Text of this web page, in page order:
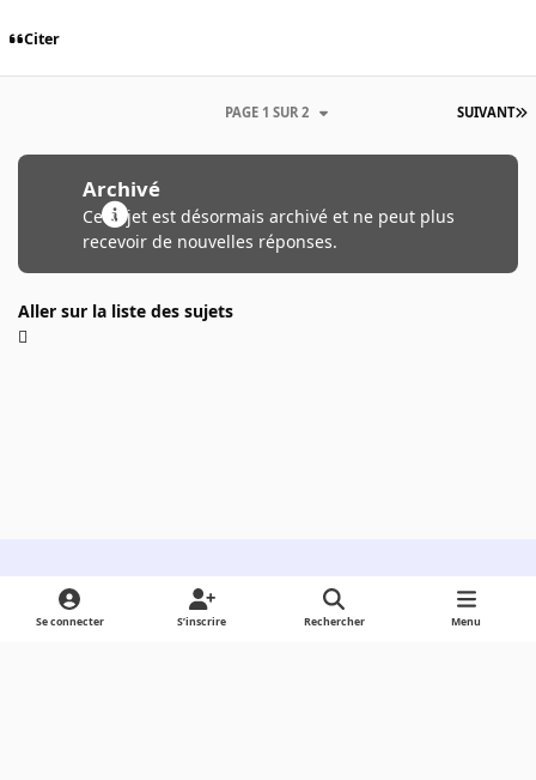
Citer
SUIVANT
PAGE 1 SUR 2
Archivé
Ce sujet est désormais archivé et ne peut plus
recevoir de nouvelles réponses.
Aller sur la liste des sujets
Light ModeDark ModeSystem Preference
Se connecter S’inscrire Rechercher Menu